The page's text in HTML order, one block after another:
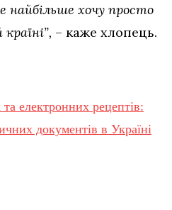
найбільше хочу просто
– каже хлопець.
електронних рецептів:
документів в Україні